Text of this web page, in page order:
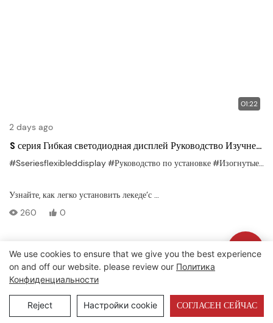
01:22
2 days ago
S серия Гибкая светодиодная дисплей Руководство Изучнее
& Творческая настройка
#Sseriesflexibleddisplay#Руководство по установке#Изогнутые панельсофулеры
Узнайте, как легко установить лекеде’с
S серия гибкий светодиодный дисплей
. Это видео проведет вас через полный процесс установки — от
выравнивания модулей до подключения данных/питания —
Расширение возможностей построить
Потрясающие визуальные структуры
в любой среде.
260 0
Авторские права © 2026 Lecede | Карта сайта|
конфиденциальности
We use cookies to ensure that we give you the best experience
on and off our website. please review our Политика
Конфиденциальности
Reject Настройки cookie СОГЛАСЕН СЕЙЧАС